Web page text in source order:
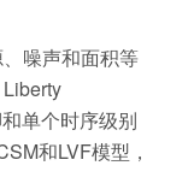
噪声和面积等
单个时序级别
和LVF模型，